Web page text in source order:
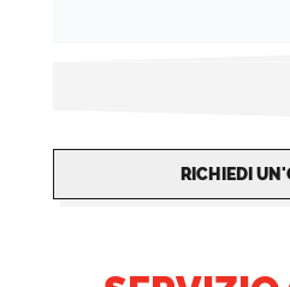
RICHIEDI